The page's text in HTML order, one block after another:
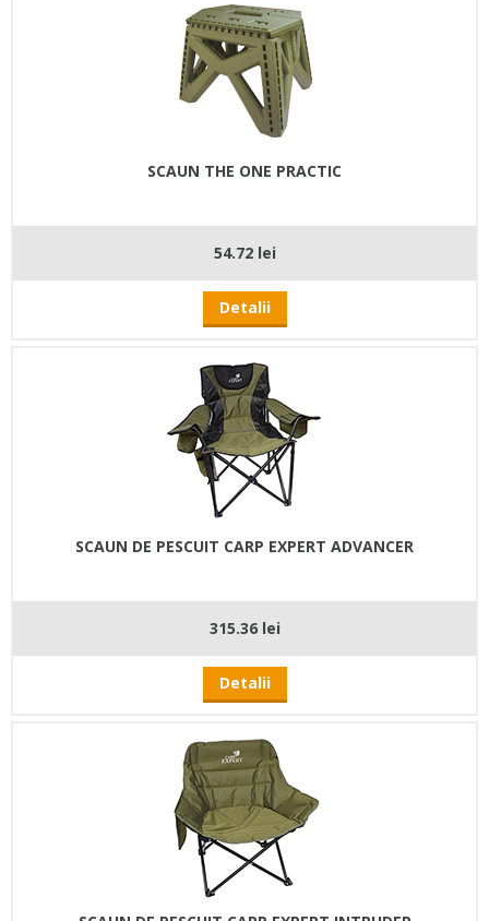
SCAUN THE ONE PRACTIC
54.72 lei
Detalii
SCAUN DE PESCUIT CARP EXPERT ADVANCER
315.36 lei
Detalii